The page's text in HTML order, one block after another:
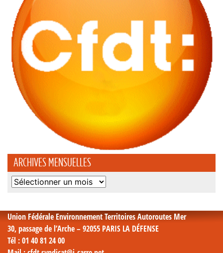
ARCHIVES MENSUELLES
Archives
Union Fédérale Environnement Territoires Autoroutes Mer
30, passage de l’Arche – 92055 PARIS LA DÉFENSE
Tél : 01 40 81 24 00